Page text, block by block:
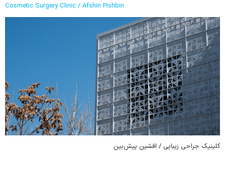
Cosmetic Surgery Clinic / Afshin Pishbin
کلینیک جراحی زیبایی / افشین پیش‌بین